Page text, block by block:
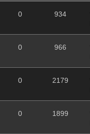
0 934
0 966
0 2179
0 1899